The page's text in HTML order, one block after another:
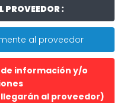
PROVEEDOR :
al proveedor
de información y/o
al proveedor)